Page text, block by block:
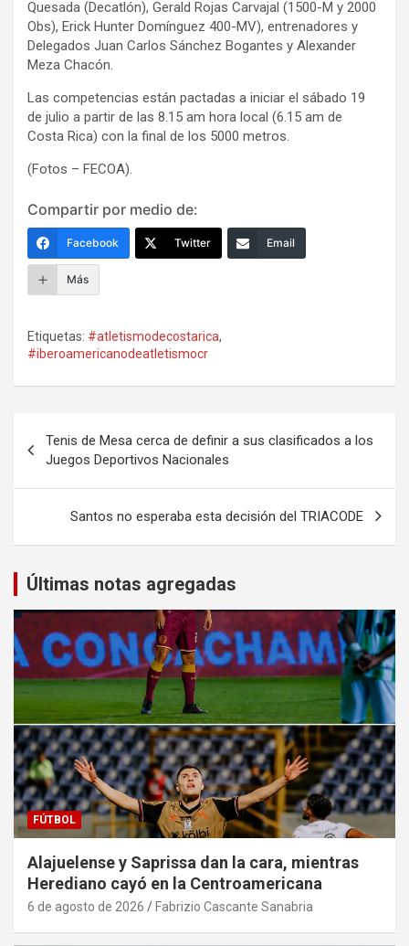
Quesada (Decatlón), Gerald Rojas Carvajal (1500-M y 2000
Obs), Erick Hunter Domínguez 400-MV), entrenadores y
Delegados Juan Carlos Sánchez Bogantes y Alexander
Meza Chacón.
Las competencias están pactadas a iniciar el sábado 19
de julio a partir de las 8.15 am hora local (6.15 am de
Costa Rica) con la final de los 5000 metros.
(Fotos – FECOA).
Compartir por medio de:
Facebook Twitter Email
Más
Etiquetas: #atletismodecostarica,
#iberoamericanodeatletismocr
de
entradas
Tenis de Mesa cerca de definir a sus clasificados a los
Juegos Deportivos Nacionales
Santos no esperaba esta decisión del TRIACODE
Últimas notas agregadas
FÚTBOL
Alajuelense y Saprissa dan la cara, mientras
Herediano cayó en la Centroamericana
6 de agosto de 2026 Fabrizio Cascante Sanabria